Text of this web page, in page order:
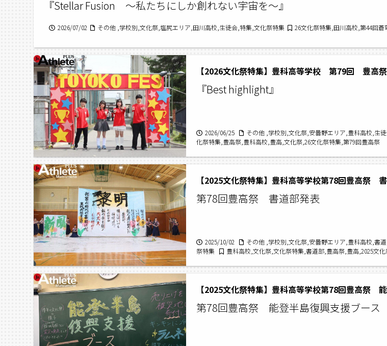
『Stellar Fusion 〜私たちにしか創れない宇宙を〜』
2026/07/02 その他 ,学校別,文化祭,塩尻エリア,田川高校,生徒会,特集,文化祭特集 26文化祭特集,田川高校,第44回
【2026文化祭特集】豊科高等学校 第79回 豊高祭
『Best highlight』
2026/06/25 その他 ,学校別,文化祭,安曇野エリア,豊科高校,生
化祭特集,豊高祭,豊科高校,豊高,文化祭,26文化祭特集,第79回豊高祭
【2025文化祭特集】豊科高等学校第78回豊高祭
第78回豊高祭 書道部発表
2025/10/02
その他 ,学校別,文化祭,安曇野エリア,豊科高校,書
祭特集
豊科高校,文化祭,文化祭特集,書道部,豊高祭,豊高,2025文
第78回豊高祭 能登半島復興支援ブース